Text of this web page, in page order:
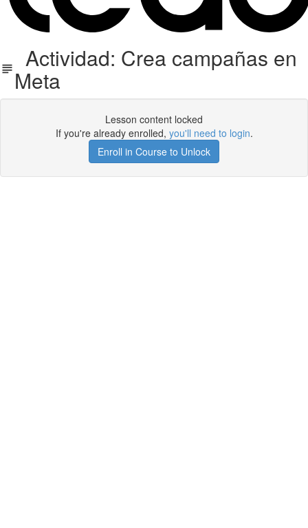
Actividad: Crea campañas en
Meta
Lesson content locked
If you're already enrolled, you'll need to login.
Enroll in Course to Unlock